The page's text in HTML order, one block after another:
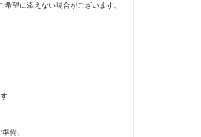
望に添えない場合がございます。
備。